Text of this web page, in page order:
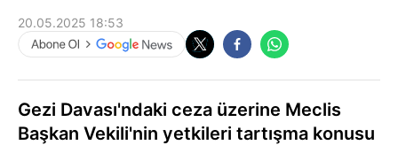
20.05.2025 18:53
Gezi Davası'ndaki ceza üzerine Meclis
Başkan Vekili'nin yetkileri tartışma konusu